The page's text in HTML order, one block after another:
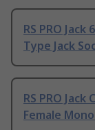
RS PRO
Type Jack
RS PRO
Female